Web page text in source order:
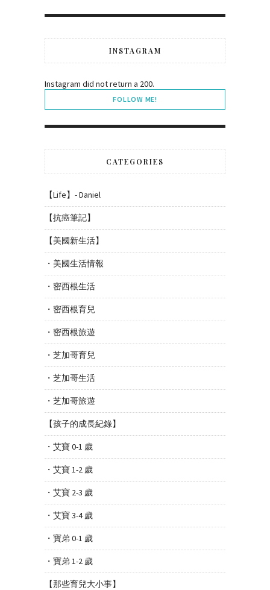
INSTAGRAM
Instagram did not return a 200.
FOLLOW ME!
CATEGORIES
【Life】- Daniel
【抗癌筆記】
【美國新生活】
・美國生活情報
・密西根生活
・密西根育兒
・密西根旅遊
・芝加哥育兒
・芝加哥生活
・芝加哥旅遊
【孩子的成長紀錄】
・艾寶 0-1 歲
・艾寶 1-2 歲
・艾寶 2-3 歲
・艾寶 3-4 歲
・寶弟 0-1 歲
・寶弟 1-2 歲
【那些育兒大小事】